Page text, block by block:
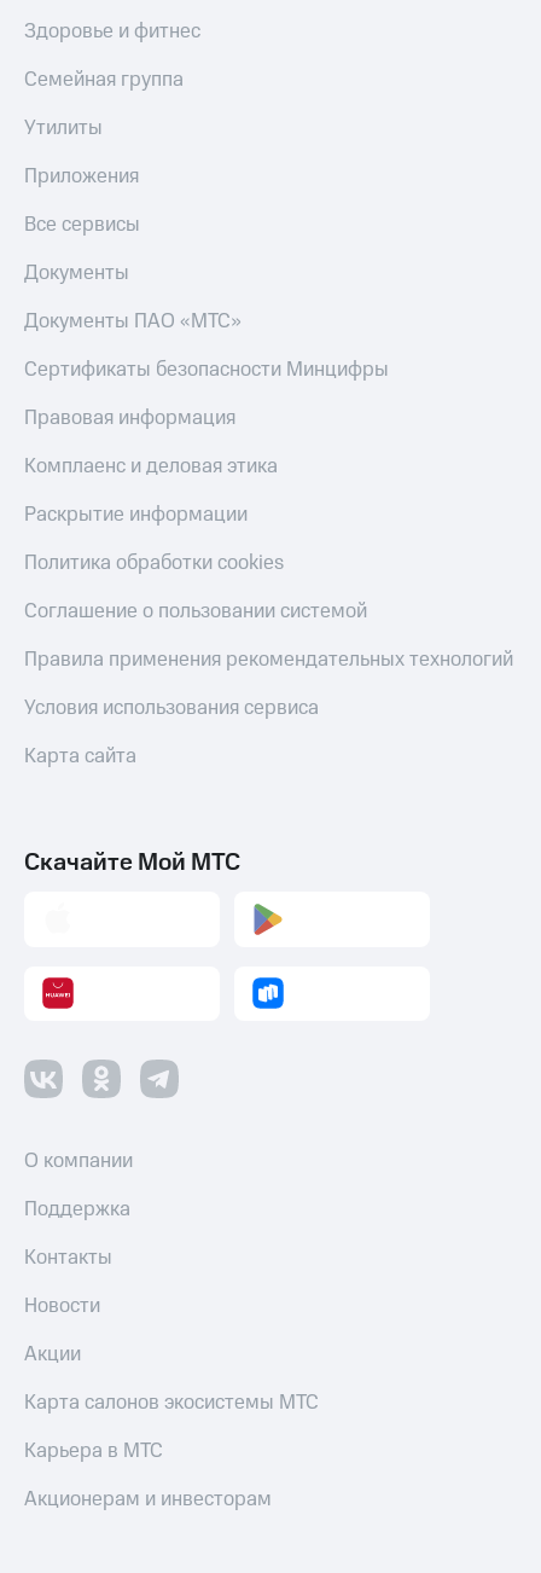
Здоровье и фитнес
Семейная группа
Утилиты
Приложения
Все сервисы
Документы
Документы ПАО «МТС»
Сертификаты безопасности Минцифры
Правовая информация
Комплаенс и деловая этика
Раскрытие информации
Политика обработки cookies
Соглашение о пользовании системой
Правила применения рекомендательных технологий
Условия использования сервиса
Карта сайта
Скачайте Мой МТС
О компании
Поддержка
Контакты
Новости
Акции
Карта салонов экосистемы МТС
Карьера в МТС
Акционерам и инвесторам